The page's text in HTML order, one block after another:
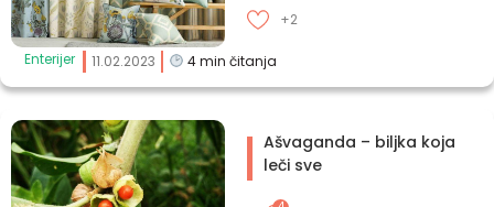
Enterijer 11.02.2023 4min čitanja
+2
Ašvaganda – biljka koja
leči sve